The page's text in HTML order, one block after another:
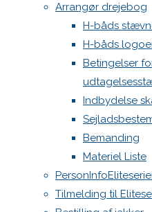
Arrangør drejebog
H-båds
H-båds
Betingelser
Indbydelse
Bemanding
Materiel Liste
Tilmelding til